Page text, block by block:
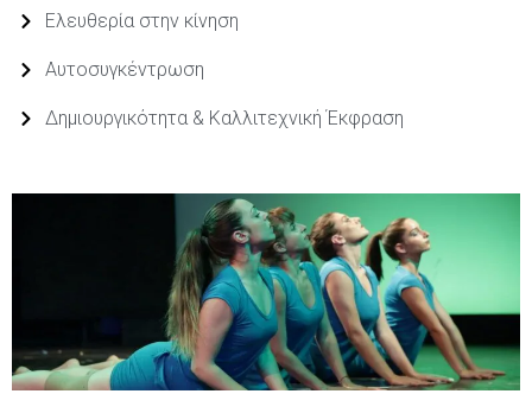
Ελευθερία στην κίνηση
Αυτοσυγκέντρωση
Δημιουργικότητα & Καλλιτεχνική Έκφραση